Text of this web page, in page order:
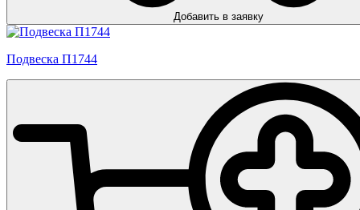
Добавить в заявку
Подвеска П1744